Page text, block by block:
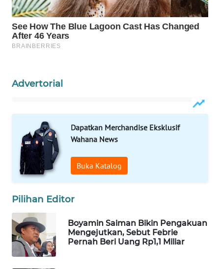
Advertorial
Dapatkan Merchandise Eksklusif
Wahana News
Buka Katalog
Pilihan Editor
Boyamin Saiman Bikin Pengakuan
Mengejutkan, Sebut Febrie
Pernah Beri Uang Rp1,1 Miliar
WAHANA
HEALTH
WISATA
WAHANA
Wahana
Network
KONSUMEN
MASYARAKAT
KELISTRIKAN
WALINKI
ID